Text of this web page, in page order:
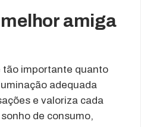
amiga
tão importante quanto
adequada
e valoriza cada
de consumo,